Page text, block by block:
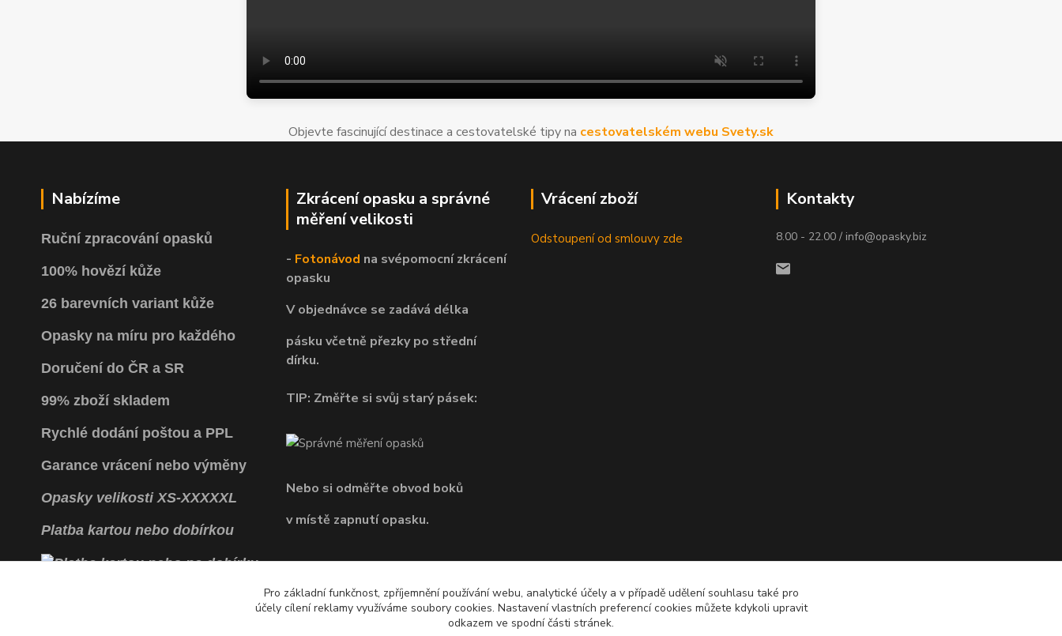
Objevte fascinující destinace a cestovatelské tipy na cestovatelském webu Svety.sk
Nabízíme
Ruční zpracování opasků
100% hovězí kůže
26 barevních variant kůže
Opasky na míru pro každého
Doručení do ČR a SR
99% zboží skladem
Rychlé dodání poštou a PPL
Garance vrácenínebo výměny
Opaskyvelikosti XS-XXXXXL
Platba kartou nebo dobírkou
Zkrácení opasku a správné
měření velikosti
- Fotonávod na svépomocnízkrácení
opasku
V objednávce se zadává délka
pásku včetně přezky po střední
dírku.
TIP: Změřte si svůj starý pásek:
Nebo si odměřte obvod boků
v místě zapnutí opasku.
Vrácení zboží
Odstoupení od smlouvy zde
Kontakty
8.00 - 22.00 / info@opasky.biz
Pro základní funkčnost, zpříjemnění používání webu, analytické účely a v případě udělení souhlasu také pro
účely cílení reklamy využíváme soubory cookies. Nastavení vlastních preferencí cookies můžete kdykoli upravit
odkazem ve spodní části stránek.